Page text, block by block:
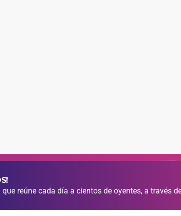
reúne cada día a cientos de oyentes, a través